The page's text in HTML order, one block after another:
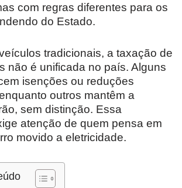
com regras diferentes para os
do Estado.
tradicionais, a taxação de
não é unificada no país. Alguns
isenções ou reduções
outros mantêm a
sem distinção. Essa
atenção de quem pensa em
movido a eletricidade.